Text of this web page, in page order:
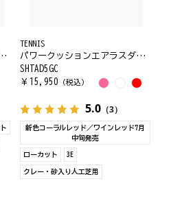
ラスダッシュ5ワイドGC
TENNIS
パワークッションエアラスダッシュ5GC
SHTAD5GC
￥ 15,950 （税込）
5.0（3）
新色コーラルレッド／ワインレッド7月
中旬発売
ローカット 3E
クレー・砂入り人工芝用